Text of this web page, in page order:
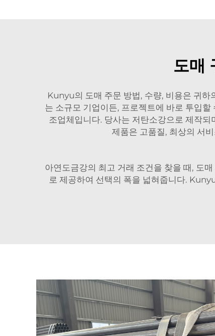
도매
Kunyu의 도매 주문 방법, 수량, 비용은 귀하
는 소규모 기업이든, 프로젝트에 바로 투입
조업체입니다. 당사는 저탄소강으로 제작
제품은 고품질, 최상의 서
아연도금강의 최고 거래 조건을 찾을 때, 도
로 제공하여 선택의 폭을 넓혀줍니다.